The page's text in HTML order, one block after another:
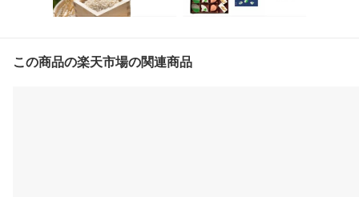
この商品の楽天市場の関連商品